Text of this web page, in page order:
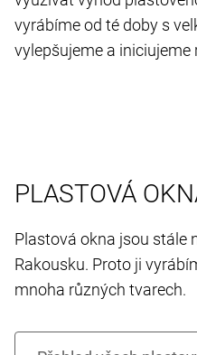
vyrábíme od té doby s
vylepšujeme a iniciujeme
PLASTOVÁ
Plastová okna jsou stále
Rakousku. Proto ji
mnoha různých tvarech.